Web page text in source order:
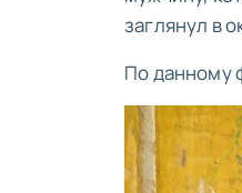
заглянул в
По данному